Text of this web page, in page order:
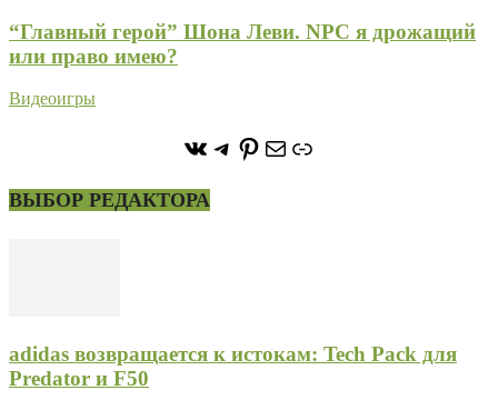
“Главный герой” Шона Леви. NPC я дрожащий
или право имею?
Видеоигры
https://vk.com/
https://t.me/stoneforest
https://
ПочтаСсылка
ВЫБОР РЕДАКТОРА
adidas возвращается к истокам: Tech Pack для
Predator и F50